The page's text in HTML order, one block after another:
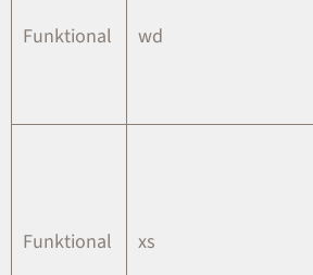
Funktional wd
Funktional xs